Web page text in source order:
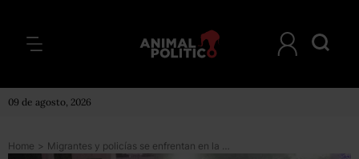
09 de agosto, 2026
Home > Migrantes y policías se enfrentan en la México-Puebla; buscaban llegar a la Basílica